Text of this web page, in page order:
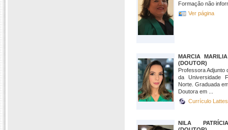
Formação não
Ver página
MARCIA
(DOUTOR)
Professora Adjunto
da Universidade
Norte. Graduada
Doutora em ...
Currículo
NILA